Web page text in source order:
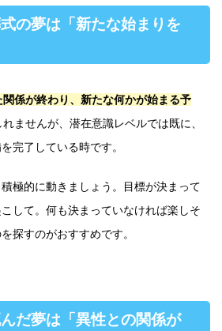
の夢は「新たな始まりを
係が終わり、新たな何かが始まる予
ませんが、潜在意識レベルでは既に、
完了している時です。
極的に動きましょう。目標が決まって
して。何も決まっていなければ楽しそ
探すのがおすすめです。
だ夢は「異性との関係が